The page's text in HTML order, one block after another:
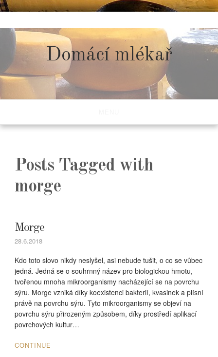
to
content
Domácí mlékař
Posts Tagged with
morge
Morge
28.6.2018
Kdo toto slovo nikdy neslyšel, asi nebude tušit, o co se vůbec
jedná. Jedná se o souhrnný název pro biologickou hmotu,
tvořenou mnoha mikroorganismy nacházející se na povrchu
sýru. Morge vzniká díky koexistenci bakterií, kvasinek a plísní
právě na povrchu sýru. Tyto mikroorganismy se objeví na
povrchu sýru přirozeným způsobem, díky prostředí aplikací
povrchových kultur…
CONTINUE